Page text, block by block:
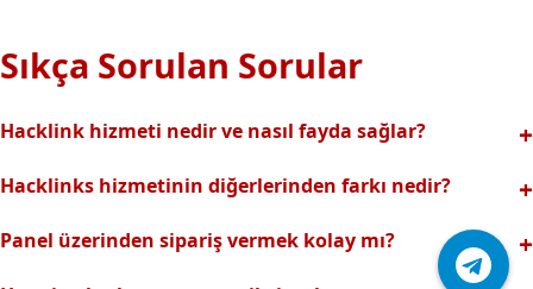
Sıkça Sorulan Sorular
Hacklink hizmeti nedir ve nasıl fayda sağlar?
backlinklerle sitenizin arama motorlarındaki
sıralamalarınız hızlıca yükselir.
Hacklinks hizmetinin diğerlerinden farkı nedir?
riski olmadan, en kaliteli ve etkili backlinkler sunuyoruz.
Profesyonel ekibimizle hızlı destek sağlanır.Ayrıca Daha
Panel üzerinden sipariş vermek kolay mı?
Hacklinks paneli kullanıcı dostu arayüzüyle kolayca sipariş